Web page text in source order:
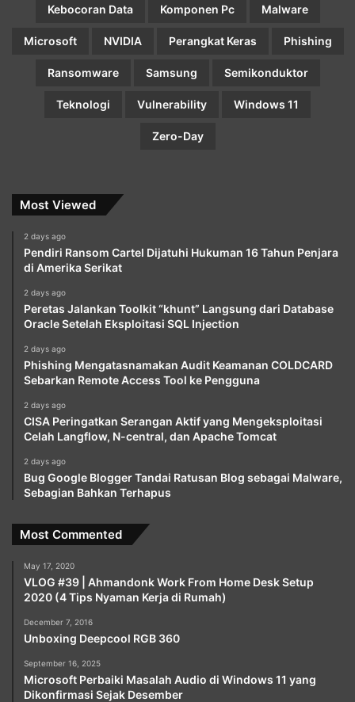
Kebocoran Data Komponen Pc Malware
Microsoft NVIDIA Perangkat Keras Phishing
Ransomware Samsung Semikonduktor
Teknologi Vulnerability Windows 11
Zero-Day
Most Viewed
2 days ago
Pendiri Ransom Cartel Dijatuhi Hukuman 16 Tahun Penjara
di Amerika Serikat
2 days ago
Peretas Jalankan Toolkit “khunt” Langsung dari Database
Oracle Setelah Eksploitasi SQL Injection
2 days ago
Phishing Mengatasnamakan Audit Keamanan COLDCARD
Sebarkan Remote Access Tool ke Pengguna
2 days ago
CISA Peringatkan Serangan Aktif yang Mengeksploitasi
Celah Langflow, N-central, dan Apache Tomcat
2 days ago
Bug Google Blogger Tandai Ratusan Blog sebagai Malware,
Sebagian Bahkan Terhapus
Most Commented
May 17, 2020
VLOG #39 | Ahmandonk Work From Home Desk Setup
2020 (4 Tips Nyaman Kerja di Rumah)
December 7, 2016
Unboxing Deepcool RGB 360
September 16, 2025
Microsoft Perbaiki Masalah Audio di Windows 11 yang
Dikonfirmasi Sejak Desember